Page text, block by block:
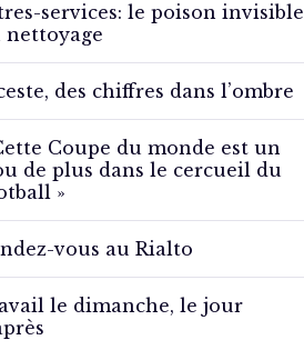
services: le poison invisible
nettoyage
des chiffres dans l’ombre
Coupe du monde est un
de plus dans le cercueil du
»
vous au Rialto
le dimanche, le jour